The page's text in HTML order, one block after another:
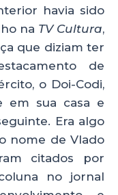
havia sido
na TV Cultura,
que diziam ter
de
o Doi-Codi,
em sua casa e
Era algo
nome de Vlado
citados por
no jornal